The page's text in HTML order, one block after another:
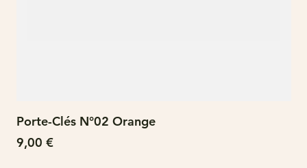
Porte-Clés N°02 Orange
Prix
9,00 €